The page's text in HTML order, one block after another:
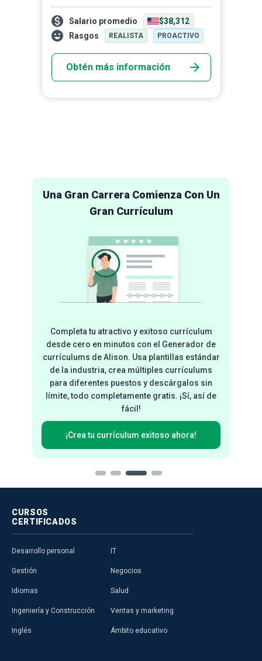
reubicación segura, el almacenamiento y la
gestión de mercancías los convierte en
elementos fun...
Salario promedio
$38,312
Rasgos
REALISTA PROACTIVO
Obtén más información
Una Gran Carrera Comienza Con Un
Gran Currículum
Completa tu atractivo y exitoso currículum
desde cero en minutos con el Generador de
currículums de Alison. Usa plantillas estándar
de la industria, crea múltiples currículums
para diferentes puestos y descárgalos sin
límite, todo completamente gratis. ¡Sí, así de
fácil!
¡Crea tu currículum exitoso ahora!
CURSOS
CERTIFICADOS
Desarrollo personal
Gestión
Idiomas
Ingeniería y Construcción
Inglés
IT
Negocios
Salud
Ventas y marketing
Ámbito educativo